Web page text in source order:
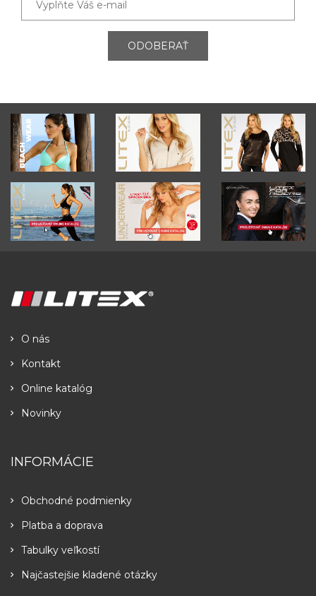
ODOBERAŤ
O nás
Kontakt
Online katalóg
Novinky
INFORMÁCIE
Obchodné podmienky
Platba a doprava
Tabulky veľkostí
Najčastejšie kladené otázky